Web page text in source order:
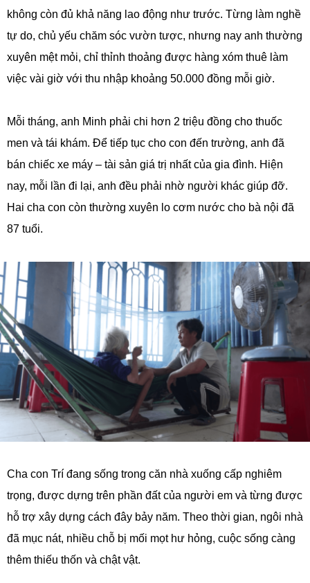
không còn đủ khả năng lao động như trước. Từng làm nghề
tự do, chủ yếu chăm sóc vườn tược, nhưng nay anh thường
xuyên mệt mỏi, chỉ thỉnh thoảng được hàng xóm thuê làm
việc vài giờ với thu nhập khoảng 50.000 đồng mỗi giờ.
Mỗi tháng, anh Minh phải chi hơn 2 triệu đồng cho thuốc
men và tái khám. Để tiếp tục cho con đến trường, anh đã
bán chiếc xe máy – tài sản giá trị nhất của gia đình. Hiện
nay, mỗi lần đi lại, anh đều phải nhờ người khác giúp đỡ.
Hai cha con còn thường xuyên lo cơm nước cho bà nội đã
87 tuổi.
Cha con Trí đang sống trong căn nhà xuống cấp nghiêm
trọng, được dựng trên phần đất của người em và từng được
hỗ trợ xây dựng cách đây bảy năm. Theo thời gian, ngôi nhà
đã mục nát, nhiều chỗ bị mối mọt hư hỏng, cuộc sống càng
thêm thiếu thốn và chật vật.